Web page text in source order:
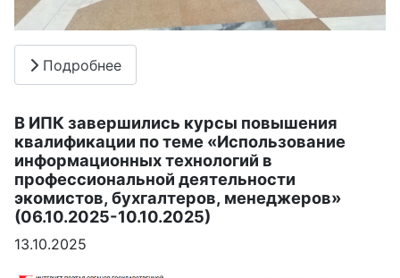
Подробнее
В ИПК завершились курсы повышения
квалификации по теме «Использование
информационных технологий в
профессиональной деятельности
экомистов, бухгалтеров, менеджеров»
(06.10.2025-10.10.2025)
13.10.2025